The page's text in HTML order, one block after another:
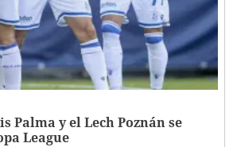
Palma y el Lech Poznán se
League